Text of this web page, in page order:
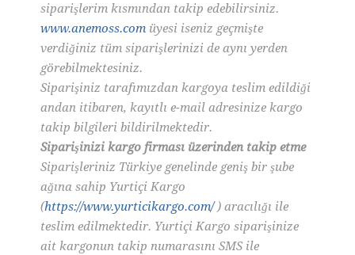
siparişlerim kısmından takip edebilirsiniz.
www.anemoss.com üyesi iseniz geçmişte
verdiğiniz tüm siparişlerinizi de aynı yerden
görebilmektesiniz.
Siparişiniz tarafımızdan kargoya teslim edildiği
andan itibaren, kayıtlı e-mail adresinize kargo
takip bilgileri bildirilmektedir.
Siparişinizi kargo firması üzerinden takip etme
Siparişleriniz Türkiye genelinde geniş bir şube
ağına sahip Yurtiçi Kargo
(https://www.yurticikargo.com/) aracılığı ile
teslim edilmektedir. Yurtiçi Kargo siparişinize
ait kargonun takip numarasını SMS ile